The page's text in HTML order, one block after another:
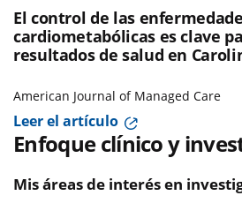
El control de las
cardiometabólicas es clave
resultados de salud en
American Journal of Managed Care
Leer el artículo
Enfoque clínico y
Mis áreas de interés en